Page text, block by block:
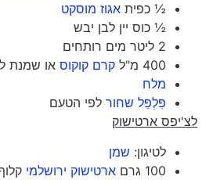
½ כפיתאגוז מוסקט
½ כוס יין לבן יבש
2 ליטר מים רותחים
400 מ"ל
קרם קוקוסאו שמנת
מלח
פִּלְפֵּל שחורלפי הטעם
לצ'יפס ארטישוק
לטיגון:שמן
100 גרם
ארטישוק ירושלמיקלוף